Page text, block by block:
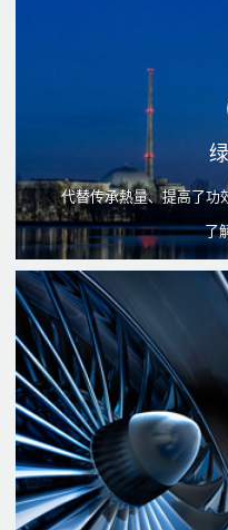
代替传承熱量、提高了功
了